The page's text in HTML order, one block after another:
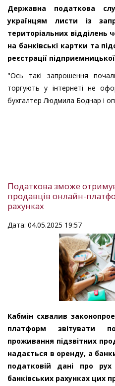
Державна податкова
українцям листи із
територіальних відділень
на банківські картки та
реєстрації
"Ось такі запрошення
торгують у інтернеті не
бухгалтер Людмила Боднар і
Податкова зможе
продавців онлайн-
рахунках
Дата: 04.05.2025 19:57
Кабмін схвалив
платформ звітувати
проживання підзвітних
надається в оренду, а
податковій дані про
банківських рахунках цих